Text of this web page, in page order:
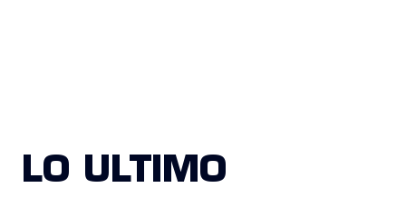
LO ULTIMO